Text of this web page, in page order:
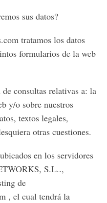
sus datos?
tratamos los datos
formularios de la web
consultas relativas a: la
y/o sobre nuestros
textos legales,
otras cuestiones.
en los servidores
S.L..,
de
, el cual tendrá la